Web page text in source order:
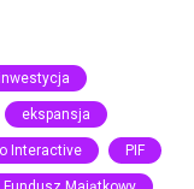
ekspansja
Interactive PIF